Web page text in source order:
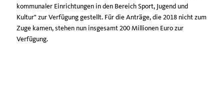
kommunaler Einrichtungen in den Bereich Sport, Jugend und
Kultur" zur Verfügung gestellt. Für die Anträge, die 2018 nicht zum
Zuge kamen, stehen nun insgesamt 200 Millionen Euro zur
Verfügung.